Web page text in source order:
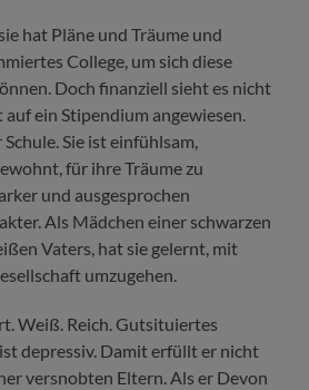
hat Pläne und Träume und
College, um sich diese
Doch finanziell sieht es nicht
auf ein Stipendium angewiesen.
Sie ist einfühlsam,
für ihre Träume zu
und ausgesprochen
Als Mädchen einer schwarzen
Vaters, hat sie gelernt, mit
umzugehen.
Weiß. Reich. Gutsituiertes
depressiv. Damit erfüllt er nicht
versnobten Eltern. Als er Devon